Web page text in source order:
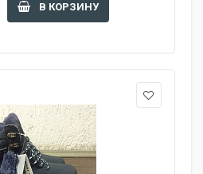
В КОРЗИНУ